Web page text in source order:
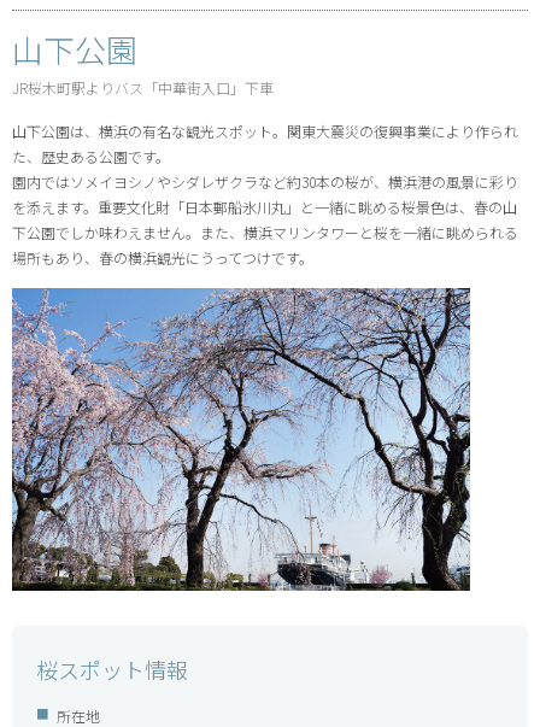
山下公園
JR桜木町駅よりバス「中華街入口」下車
山下公園は、横浜の有名な観光スポット。関東大震災の復興事業により作られ
た、歴史ある公園です。
園内ではソメイヨシノやシダレザクラなど約30本の桜が、横浜港の風景に彩り
を添えます。重要文化財「日本郵船氷川丸」と一緒に眺める桜景色は、春の山
下公園でしか味わえません。また、横浜マリンタワーと桜を一緒に眺められる
場所もあり、春の横浜観光にうってつけです。
桜スポット情報
所在地